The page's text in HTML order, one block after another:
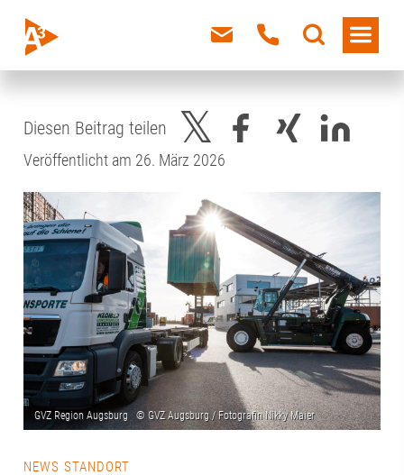
Diesen Beitrag teilen
Veröffentlicht am 26. März 2026
NEWS STANDORT